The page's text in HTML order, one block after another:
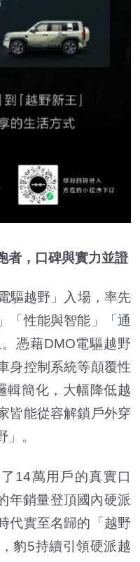
者，口碑與實力並證
驅越野」入場，率先
「性能與智能」「通
憑藉DMO電驅越野
身控制系統等顛覆性
輯簡化，大幅降低越
皆能從容解鎖戶外穿
。
14萬用戶的真實口
年銷量登頂國內硬派
代實至名歸的「越野
豹5持續引領硬派越